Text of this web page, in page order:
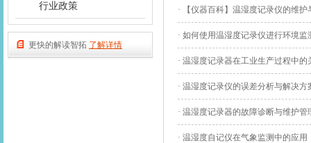
行业政策
更快的解读智拓 了解详情
· 【仪器百科】温湿度记录仪的维
· 如何使用温湿度记录仪进行环境监
· 温湿度记录器在工业生产过程中的
· 温湿度记录仪的误差分析与解决方
· 温湿度记录器的故障诊断与维护管
· 温湿度自记仪在气象监测中的应用